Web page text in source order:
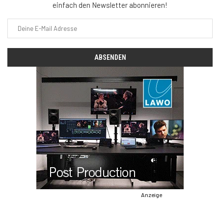
einfach den Newsletter abonnieren!
Anzeige